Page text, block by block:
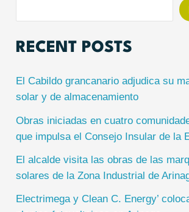
RECENT POSTS
El Cabildo grancanario adjudica su
solar y de almacenamiento
Obras iniciadas en cuatro
que impulsa el Consejo Insular de la
El alcalde visita las obras de las
solares de la Zona Industrial de
Electrimega y Clean C. Energy’